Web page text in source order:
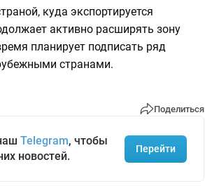
куда экспортируется
активно расширять зону
планирует подписать ряд
странами.
Поделиться
Telegram, чтобы
новостей.
Перейти